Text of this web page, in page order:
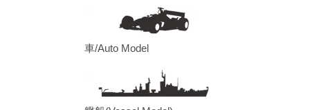
車/Auto Model